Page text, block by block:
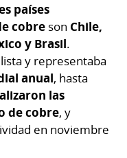
países
cobre son Chile,
y Brasil.
y representaba
anual, hasta
las
de cobre, y
en noviembre